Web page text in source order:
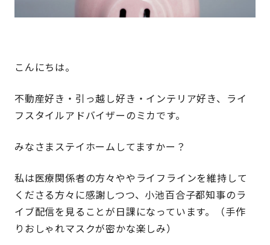
こんにちは。
不動産好き・引っ越し好き・インテリア好き、ライ
フスタイルアドバイザーのミカです。
みなさまステイホームしてますかー？
私は医療関係者の方々ややライフラインを維持して
くださる方々に感謝しつつ、小池百合子都知事のラ
イブ配信を見ることが日課になっています。（手作
りおしゃれマスクが密かな楽しみ）